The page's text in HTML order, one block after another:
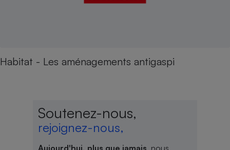
Habitat - Les aménagements antigaspi
Soutenez-nous,
rejoignez-nous,
Aujourd'hui, plus que jamais, nous